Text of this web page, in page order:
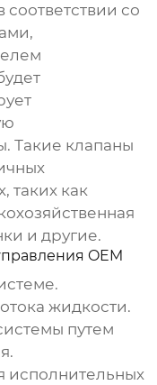
соответствии со
Такие клапаны
таких как
и другие.
OEM
жидкости.
путем
исполнительных